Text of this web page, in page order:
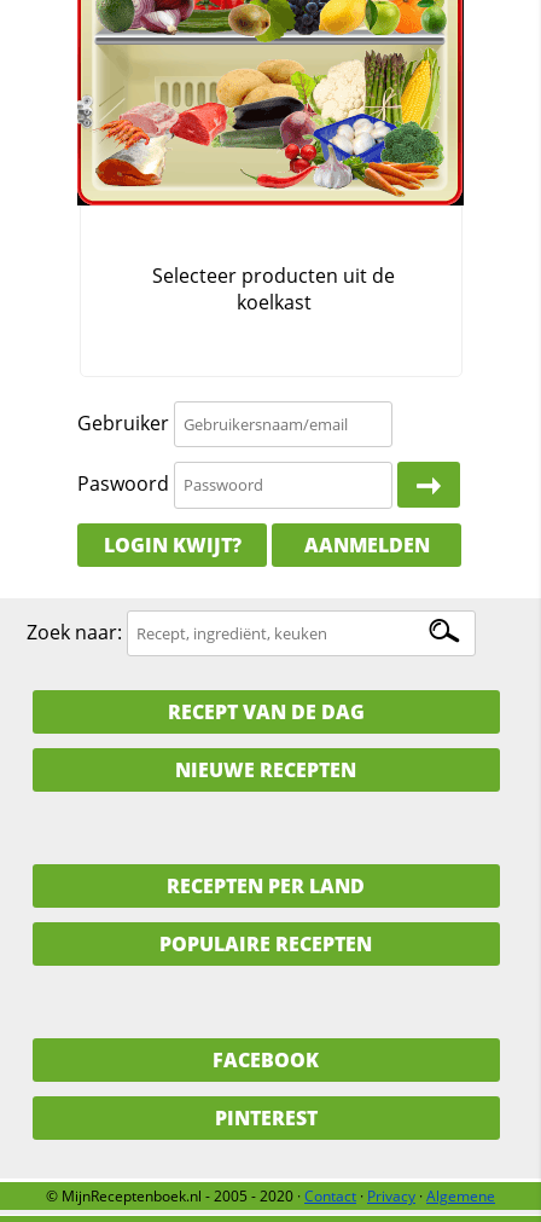
Gebruiker
Paswoord
LOGIN KWIJT? AANMELDEN
Zoek naar:
RECEPT VAN DE DAG
NIEUWE RECEPTEN
RECEPTEN PER LAND
POPULAIRE RECEPTEN
FACEBOOK
PINTEREST
© MijnReceptenboek.nl - 2005 - 2020 ·Contact · Privacy ·Algemene